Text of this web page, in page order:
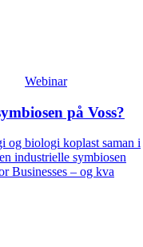
Webinar
på Voss?
og biologi koplast saman i
industrielle symbiosen
Businesses – og kva